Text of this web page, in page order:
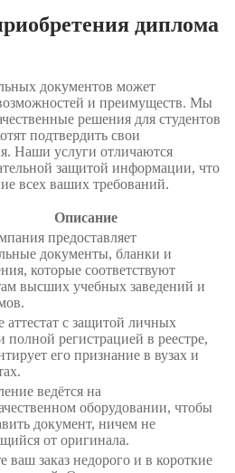
диплома
документов может
и преимуществ. Мы
решения для студентов
подтвердить свои
Наши услуги отличаются
защитой информации, что
всех ваших требований.
Описание
предоставляет
документы, бланки и
которые соответствуют
высших учебных заведений и
аттестат с защитой личных
полной регистрацией в реестре,
его признание в вузах и
ведётся на
оборудовании, чтобы
документ, ничем не
от оригинала.
ваш заказ недорого и в короткие